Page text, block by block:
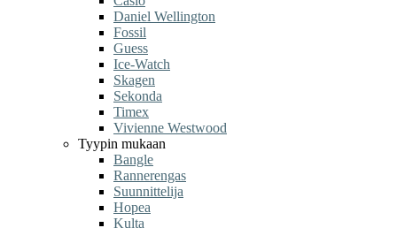
Daniel Wellington
Fossil
Guess
Ice-Watch
Skagen
Sekonda
Timex
Vivienne Westwood
Tyypin mukaan
Bangle
Rannerengas
Suunnittelija
Hopea
Kulta